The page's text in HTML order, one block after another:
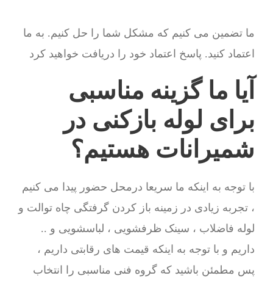
ما تضمین می کنیم که مشکل شما را حل کنیم. به ما
اعتماد کنید. پاسخ اعتماد خود را دریافت خواهید کرد
آیا ما گزینه مناسبی
برای لوله بازکنی در
شمیرانات هستیم؟
با توجه به اینکه ما سریعا درمحل حضور پیدا می کنیم
، تجربه زیادی در زمینه باز کردن گرفتگی چاه توالت و
لوله فاضلاب ، سینک ظرفشویی ، لباسشویی و ..
داریم و با توجه به اینکه قیمت های رقابتی داریم ،
پس مطمئن باشید که گروه فنی مناسبی را انتخاب